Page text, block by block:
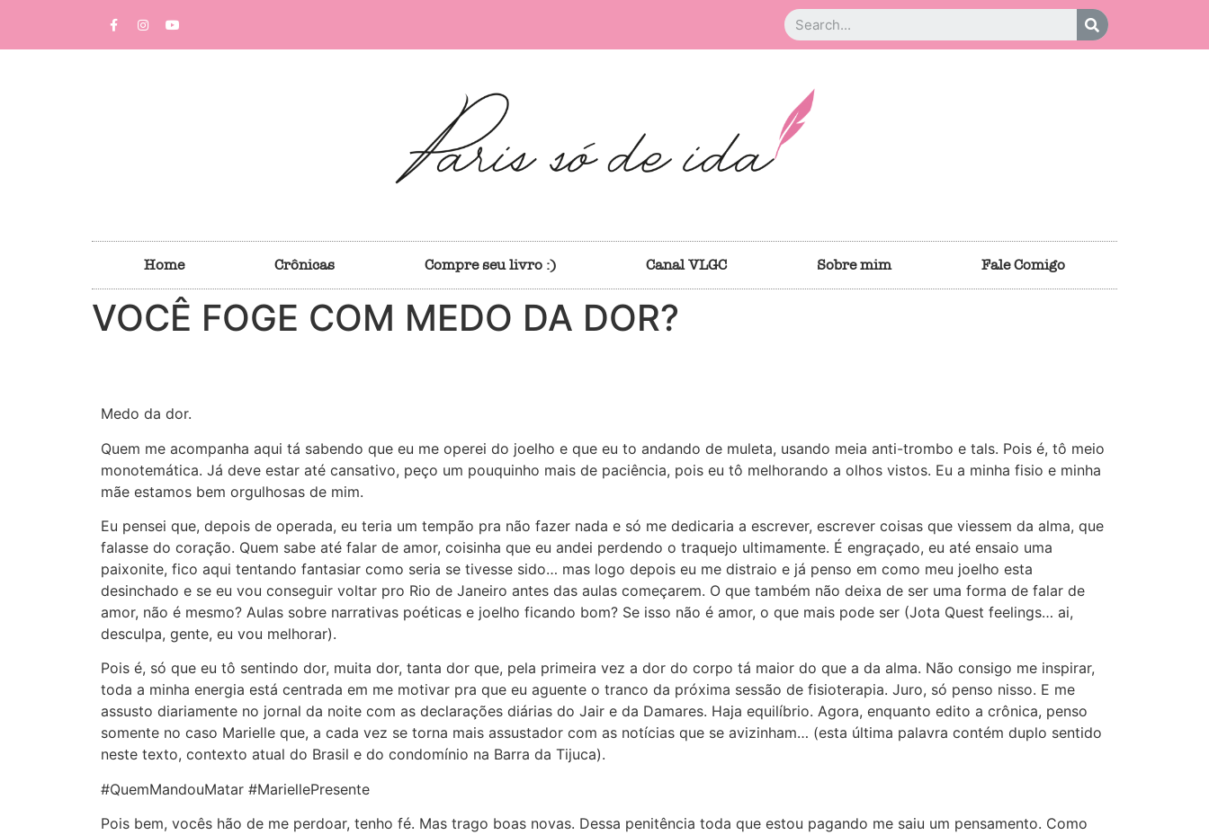
Home Crônicas Compre seu livro :) Canal VLGC Sobre mim Fale Comigo
VOCÊ FOGE COM MEDO DA DOR?
Medo da dor.
Quem me acompanha aqui tá sabendo que eu me operei do joelho e que eu to andando de muleta, usando meia anti-trombo e tals. Pois é, tô meio
monotemática. Já deve estar até cansativo, peço um pouquinho mais de paciência, pois eu tô melhorando a olhos vistos. Eu a minha fisio e minha
mãe estamos bem orgulhosas de mim.
Eu pensei que, depois de operada, eu teria um tempão pra não fazer nada e só me dedicaria a escrever, escrever coisas que viessem da alma, que
falasse do coração. Quem sabe até falar de amor, coisinha que eu andei perdendo o traquejo ultimamente. É engraçado, eu até ensaio uma
paixonite, fico aqui tentando fantasiar como seria se tivesse sido… mas logo depois eu me distraio e já penso em como meu joelho esta
desinchado e se eu vou conseguir voltar pro Rio de Janeiro antes das aulas começarem. O que também não deixa de ser uma forma de falar de
amor, não é mesmo? Aulas sobre narrativas poéticas e joelho ficando bom? Se isso não é amor, o que mais pode ser (Jota Quest feelings… ai,
desculpa, gente, eu vou melhorar).
Pois é, só que eu tô sentindo dor, muita dor, tanta dor que, pela primeira vez a dor do corpo tá maior do que a da alma. Não consigo me inspirar,
toda a minha energia está centrada em me motivar pra que eu aguente o tranco da próxima sessão de fisioterapia. Juro, só penso nisso. E me
assusto diariamente no jornal da noite com as declarações diárias do Jair e da Damares. Haja equilíbrio. Agora, enquanto edito a crônica, penso
somente no caso Marielle que, a cada vez se torna mais assustador com as notícias que se avizinham… (esta última palavra contém duplo sentido
neste texto, contexto atual do Brasil e do condomínio na Barra da Tijuca).
#QuemMandouMatar #MariellePresente
Pois bem, vocês hão de me perdoar, tenho fé. Mas trago boas novas. Dessa penitência toda que estou pagando me saiu um pensamento. Como